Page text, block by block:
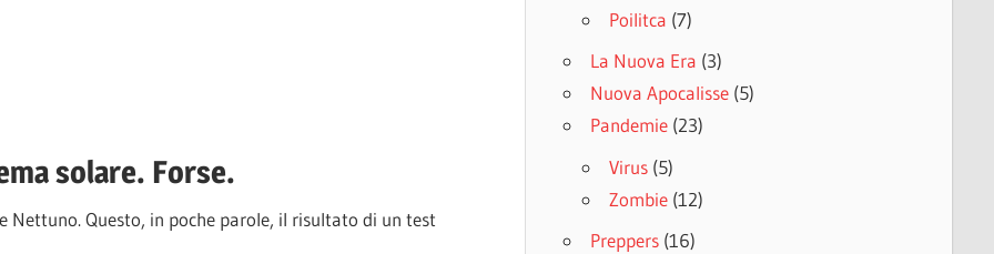
solare. Forse.
Questo, in poche parole, il risultato di un test
Poilitca (7)
La Nuova Era (3)
Nuova Apocalisse(5)
Pandemie(23)
Virus(5)
Zombie(12)
Preppers(16)